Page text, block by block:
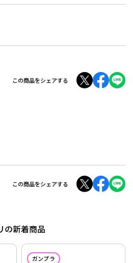
この商品をシェアする
この商品をシェアする
の新着商品
ガンプラ